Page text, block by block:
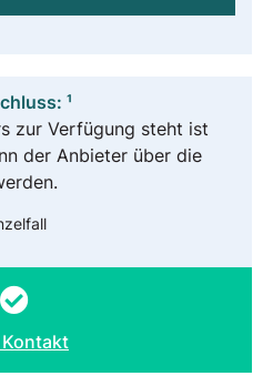
¹
zur Verfügung steht ist
der Anbieter über die
Kontakt